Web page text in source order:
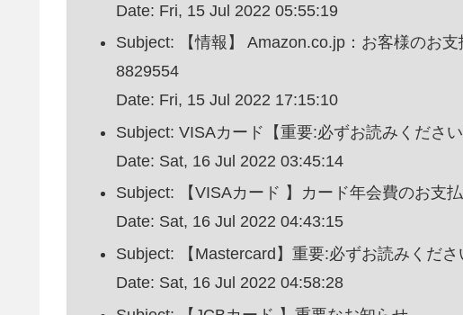
Date: Fri, 15 Jul 2022 05:55:19
Subject: 【情報】 Amazon.co.jp：お客様のお
8829554
Date: Fri, 15 Jul 2022 17:15:10
Subject: VISAカード【重要:必ずお読みください
Date: Sat, 16 Jul 2022 03:45:14
Subject: 【VISAカード 】カード年会費のお支
Date: Sat, 16 Jul 2022 04:43:15
Subject: 【Mastercard】重要:必ずお読みくださ
Date: Sat, 16 Jul 2022 04:58:28